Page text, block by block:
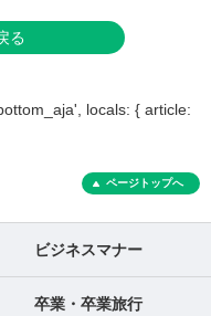
る
locals: { article:
ページトップへ
ビジネスマナー
卒業・卒業旅行